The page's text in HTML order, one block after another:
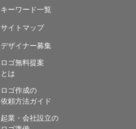
キーワード一覧
サイトマップ
デザイナー募集
ロゴ無料提案
とは
ロゴ作成の
依頼方法ガイド
起業・会社設立の